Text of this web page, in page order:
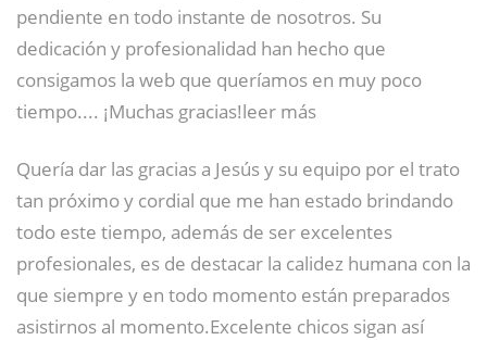
pendiente en todo instante de nosotros. Su
dedicación y profesionalidad han hecho que
consigamos la web que queríamos en muy poco
tiempo.... ¡Muchas gracias!leer más
Quería dar las gracias a Jesús y su equipo por el trato
tan próximo y cordial que me han estado brindando
todo este tiempo, además de ser excelentes
profesionales, es de destacar la calidez humana con la
que siempre y en todo momento están preparados
asistirnos al momento.Excelente chicos sigan así